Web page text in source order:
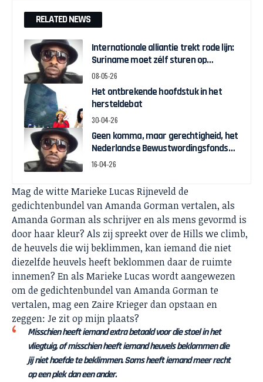
RELATED NEWS
Internationale alliantie trekt rode lijn:
Suriname moet zélf sturen op
herstelgelden
08-05-26
Het ontbrekende hoofdstuk in het
hersteldebat
30-04-26
Geen komma, maar gerechtigheid, het
Nederlandse Bewustwordingsfonds
en de strijd om zeggenschap
16-04-26
Mag de witte Marieke Lucas Rijneveld de
gedichtenbundel van Amanda Gorman vertalen, als
Amanda Gorman als schrijver en als mens gevormd is
door haar kleur? Als zij spreekt over de Hills we climb,
de heuvels die wij beklimmen, kan iemand die niet
diezelfde heuvels heeft beklommen daar de ruimte
innemen? En als Marieke Lucas wordt aangewezen
om de gedichtenbundel van Amanda Gorman te
vertalen, mag een Zaire Krieger dan opstaan en
zeggen: Je zit op mijn plaats?
Misschien heeft iemand extra betaald voor die stoel in het
vliegtuig, of misschien heeft iemand heuvels beklommen die
jij niet hoefde te beklimmen. Soms heeft iemand meer recht
op een plek dan een ander.